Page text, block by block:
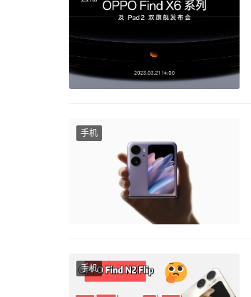
手机
手机